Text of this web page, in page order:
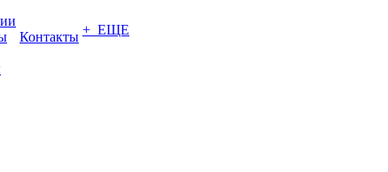
Контакты + ЕЩЕ